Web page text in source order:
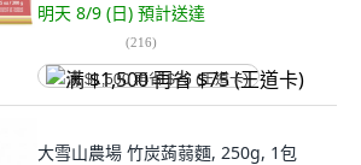
明天 8/9 (日) 預計送達
(216)
满 $1,500 再省 $75 (王道卡)
大雪山農場 竹炭蒟蒻麵, 250g, 1包